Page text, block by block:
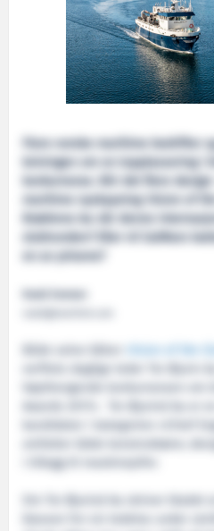
Flere norske maritime bedrifter
knivingen om en topplassering i
konkurranse. Blir det flere
maritime nyskapning Vision of
Brødrene Aa når denne
sluttrunden? Eller vil SalMars
en av prisene?
verftets daglige leder Tor Øyvin
høythengende konkurransen om
Awards 2017». Tor Øyvind Aa er
kandidater i kategorien «Chief
omfatter både konstruktører,
i tillegg til maskinsjefer.
Om Tor Øyvind Aa skriver bladet
klassen for sin ledelse under